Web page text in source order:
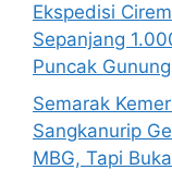
Ekspedisi
Sepanjang
Puncak Gunung
Semarak
Sangkanurip
MBG, Tapi